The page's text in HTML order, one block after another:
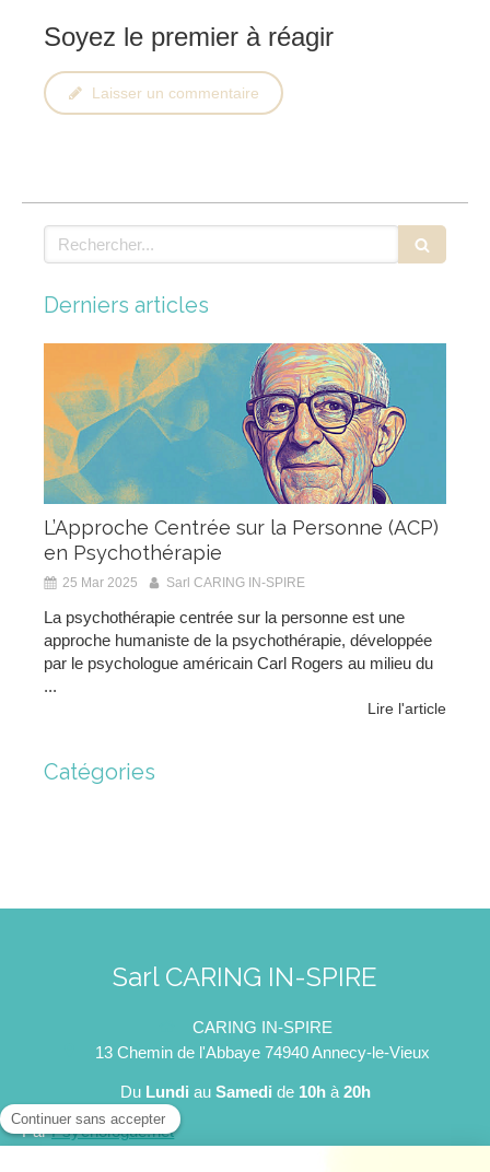
Soyez le premier à réagir
Laisser un commentaire
Rechercher
Derniers articles
L’Approche Centrée sur la Personne (ACP)
en Psychothérapie
25 Mar 2025 Sarl CARING IN-SPIRE
La psychothérapie centrée sur la personne est une
approche humaniste de la psychothérapie, développée
par le psychologue américain Carl Rogers au milieu du
...
Lire l'article
Catégories
Sarl CARING IN-SPIRE
CARING IN-SPIRE
13 Chemin de l'Abbaye 74940 Annecy-le-Vieux
Du Lundi au Samedi de 10hà 20h
ParPsychologue.net